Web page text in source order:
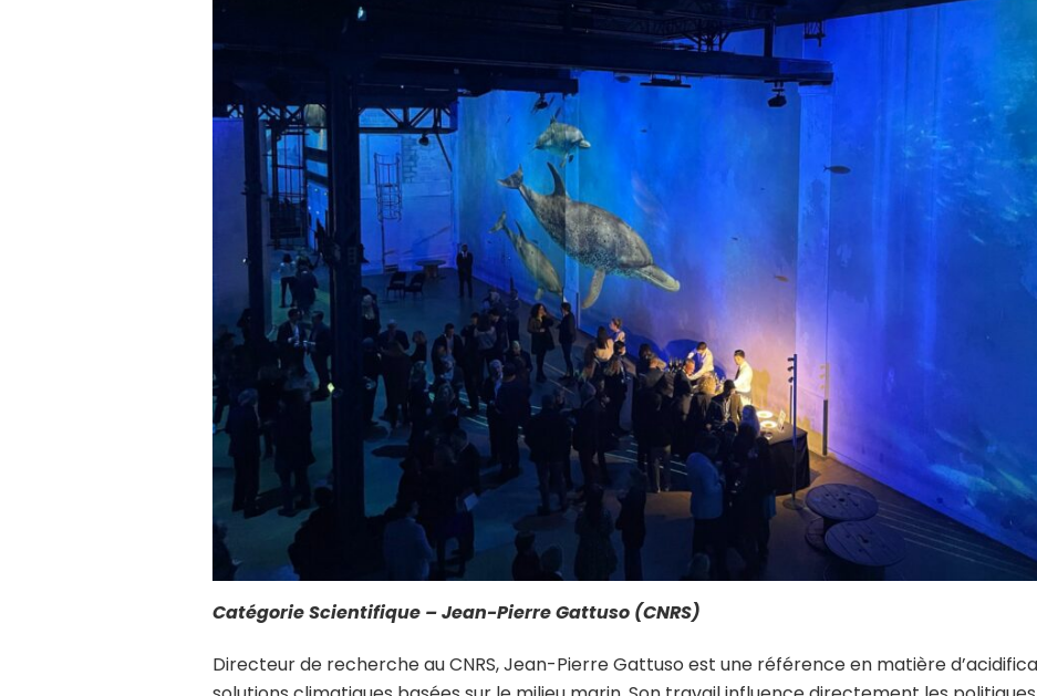
Catégorie Scientifique – Jean-Pierre Gattuso (CNRS)
Directeur de recherche au CNRS, Jean-Pierre Gattuso est une référence en matière